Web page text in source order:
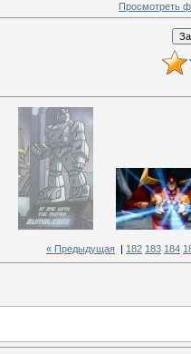
Просмотреть
« Предыдущая 182 183 184